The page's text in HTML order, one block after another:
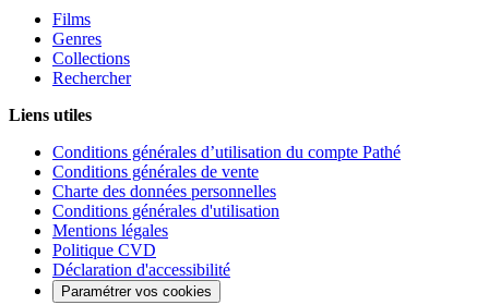
Films
Genres
Collections
Rechercher
Liens utiles
Conditions générales d’utilisation du compte Pathé
Conditions générales de vente
Charte des données personnelles
Conditions générales d'utilisation
Mentions légales
Politique CVD
Déclaration d'accessibilité
Paramétrer vos cookies